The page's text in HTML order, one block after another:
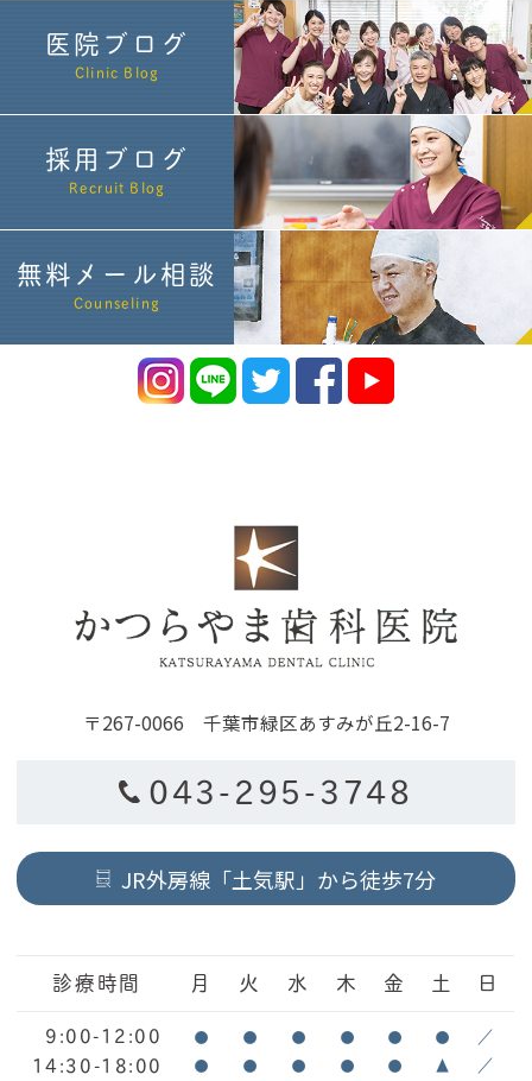
医院ブログ
Clinic Blog
採用ブログ
Recruit Blog
無料メール相談
Counseling
〒267-0066 千葉市緑区あすみが丘2-16-7
043-295-3748
JR外房線「土気駅」から徒歩7分
診療時間 月 火 水 木 金 土 日
9:00-12:00 ● ● ● ● ● ● ／
14:30-18:00 ● ● ● ● ● ▲ ／